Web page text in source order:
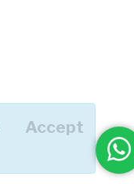
Accept